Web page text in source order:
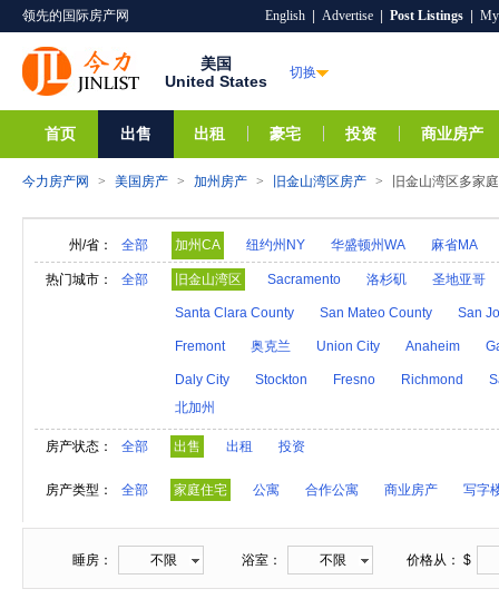
领先的国际房产网 English Advertise Post Listings
美国
United States
切换
首页 出售 出租 豪宅 投资 商业房产
今力房产网 > 美国房产 > 加州房产 > 旧金山湾区房产 > 旧金山湾区多家
州/省： 全部 加州CA 纽约州NY 华盛顿州WA 麻省MA
阿拉巴马AL 夏威夷HI 爱达荷ID 阿拉斯加AK
亚利桑那AZ 阿肯色AR 密歇根MI 明尼苏达
内华达NV 新汉普郡NH 科罗拉多CO 新墨
奥克拉荷马OK 俄勒冈州OR 特拉华DE 罗
维莫特VT
热门城市： 全部 旧金山湾区 Sacramento 洛杉矶 圣地亚哥
Santa Clara County San Mateo County San
Fremont 奥克兰 Union City Anaheim
Daly City Stockton Fresno Richmond
北加州
房产状态： 全部 出售 出租 投资
房产类型： 全部 家庭住宅 公寓 合作公寓 商业房产 写字
睡房： 不限 浴室： 不限 价格从： $